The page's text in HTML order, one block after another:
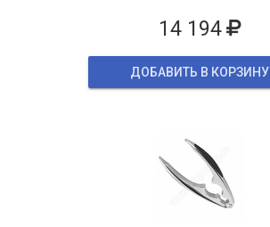
14 194
ДОБАВИТЬ В КОРЗИНУ